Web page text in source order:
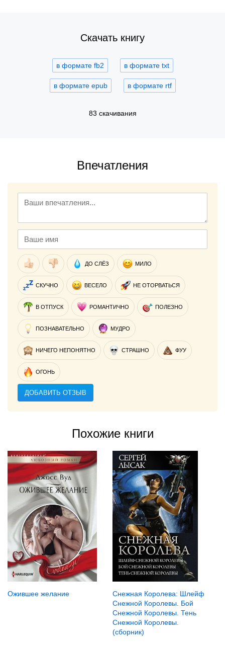
Скачать книгу
в формате fb2 в формате txt
в формате epub в формате rtf
83 скачивания
Впечатления
ДО СЛЁЗ МИЛО
СКУЧНО ВЕСЕЛО НЕ ОТОРВАТЬСЯ
В ОТПУСК РОМАНТИЧНО ПОЛЕЗНО
ПОЗНАВАТЕЛЬНО МУДРО
НИЧЕГО НЕПОНЯТНО СТРАШНО ФУУ
ОГОНЬ
ДОБАВИТЬ ОТЗЫВ
Похожие книги
Ожившее желание
Снежная Королева: Шлейф
Снежной Королевы. Бой
Снежной Королевы. Тень
Снежной Королевы.
(сборник)